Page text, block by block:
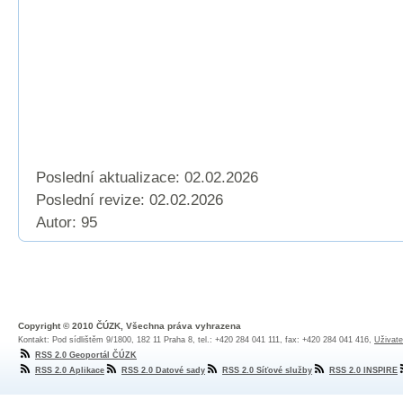
Poslední aktualizace: 02.02.2026
Poslední revize: 02.02.2026
Autor: 95
Copyright © 2010 ČÚZK, Všechna práva vyhrazena
Kontakt: Pod sídlištěm 9/1800, 182 11 Praha 8, tel.: +420 284 041 111, fax: +420 284 041 416,
RSS 2.0 Geoportál ČÚZK
RSS 2.0 Aplikace
RSS 2.0 Datové sady RSS 2.0 Síťové služby RSS 2.0 INSPIRE